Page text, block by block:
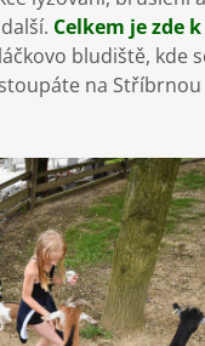
Celkem je zde
bludiště,
na